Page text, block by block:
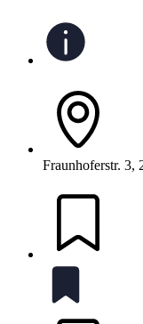
Fraunhoferstr. 3,